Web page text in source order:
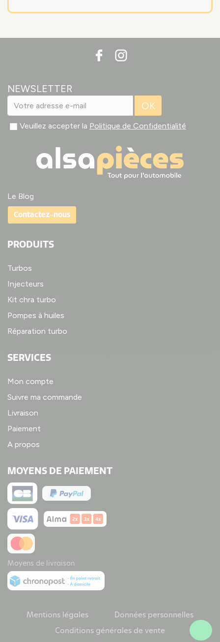
NEWSLETTER
OK
Veuillez accepter la Politique de Confidentialité
Le Blog
Contactez-nous
PRODUITS
Turbos
Injecteurs
Kit chra turbo
Pompes à huiles
Réparation turbo
SERVICES
Mon compte
Suivre ma commande
Livraison
Paiement
A propos
MOYENS DE PAIEMENT
Moyens de livraison
Mentions légales Données personnelles
Conditions générales de vente